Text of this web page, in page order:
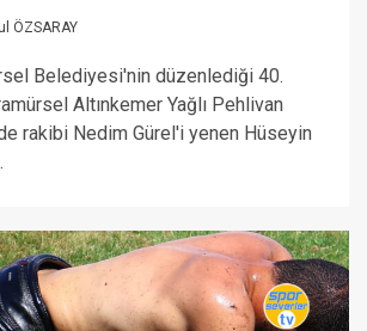
ÖZSARAY
Belediyesi'nin düzenlediği 40.
Altınkemer Yağlı Pehlivan
rakibi Nedim Gürel'i yenen Hüseyin